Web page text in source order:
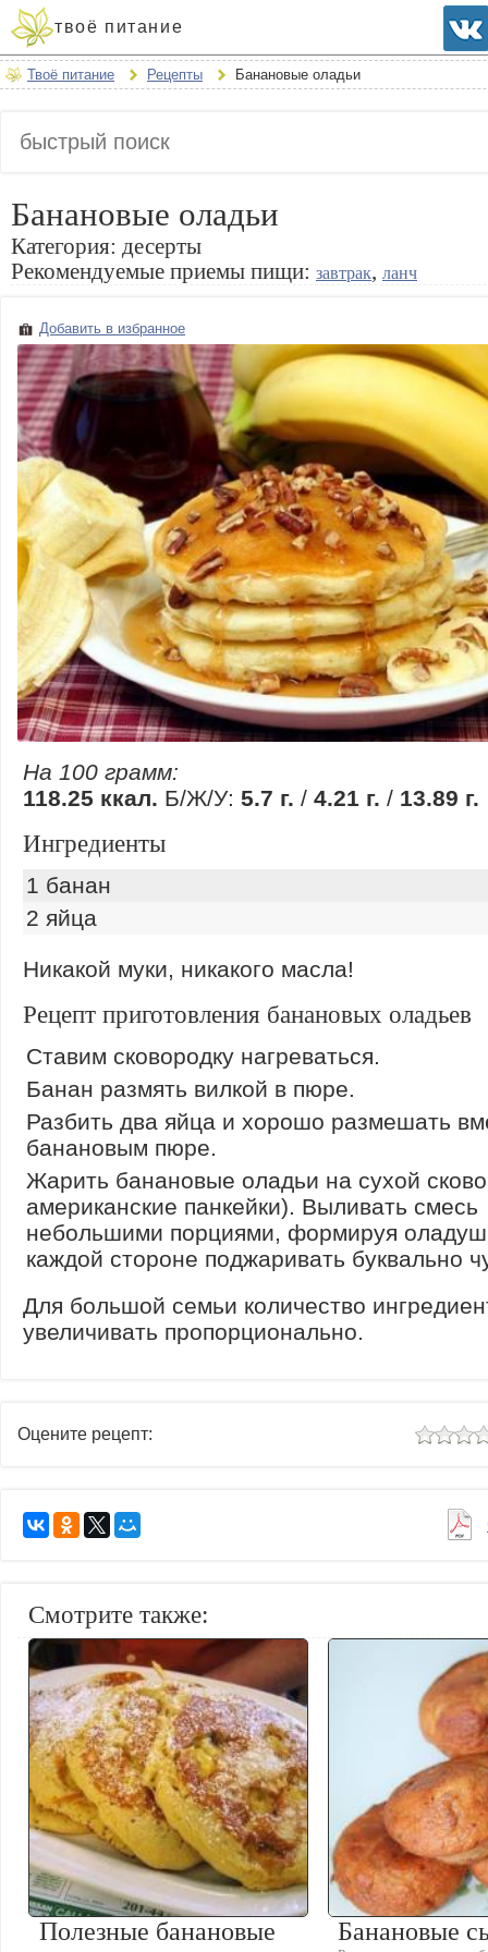
твоё питание
Твоё питание Рецепты Банановые оладьи
Банановые оладьи
Категория: десерты
Рекомендуемые приемы пищи: завтрак, ланч
Добавить в избранное
На 100 грамм:
118.25 ккал. Б/Ж/У: 5.7 г. / 4.21 г. / 13.89 г.
Ингредиенты
1 банан
2 яйца
Никакой муки, никакого масла!
Рецепт приготовления банановых оладьев
Ставим сковородку нагреваться.
Банан размять вилкой в пюре.
Разбить два яйца и хорошо размешать
банановым пюре.
Жарить банановые оладьи на сухой
американские панкейки). Выливать смесь
небольшими порциями, формируя
каждой стороне поджаривать буквально
Для большой семьи количество
увеличивать пропорционально.
Оцените рецепт:
Смотрите также:
Полезные банановые
Банановые